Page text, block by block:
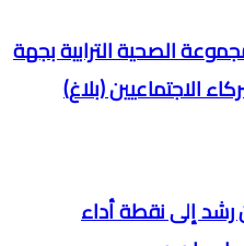
الصحية الترابية بجهة
الاجتماعيين (بلاغ)
إلى نقطة أداء